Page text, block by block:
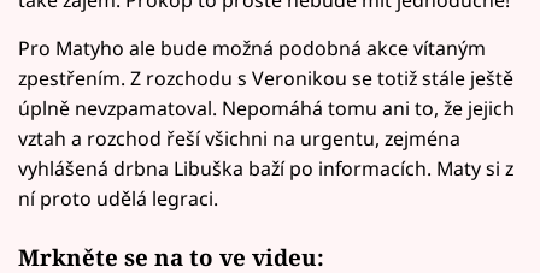
Pro Matyho ale bude možná podobná akce vítaným
zpestřením. Z rozchodu s Veronikou se totiž stále ještě
úplně nevzpamatoval. Nepomáhá tomu ani to, že jejich
vztah a rozchod řeší všichni na urgentu, zejména
vyhlášená drbna Libuška baží po informacích. Maty si z
ní proto udělá legraci.
Mrkněte se na to ve videu: